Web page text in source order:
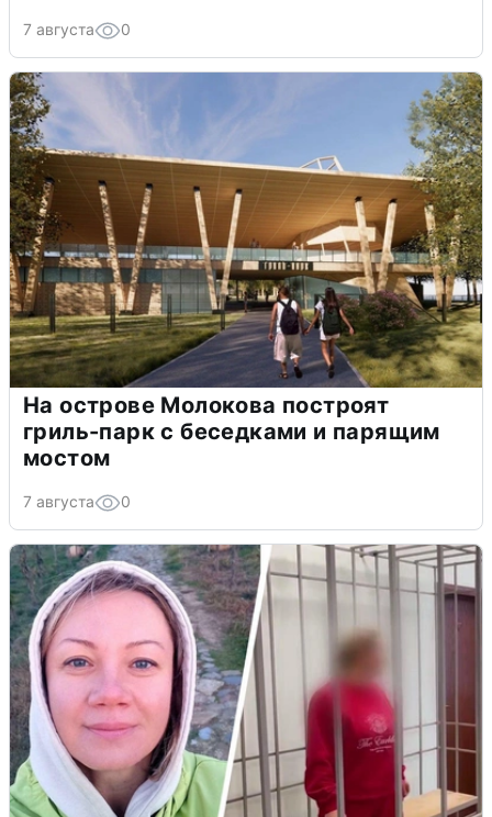
7 августа 0
На острове Молокова построят
гриль-парк с беседками и парящим
мостом
7 августа 0